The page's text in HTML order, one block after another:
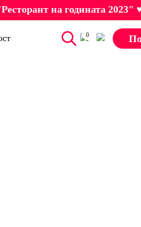
на годината 2023"
0